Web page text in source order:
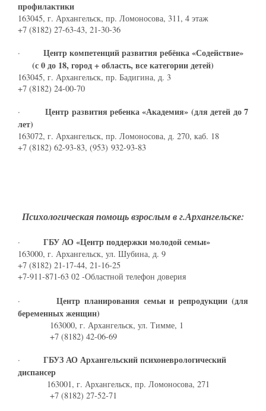
профилактики
163045, г. Архангельск, пр. Ломоносова, 311, 4 этаж
+7 (8182) 27-63-43, 21-30-36
· Центр компетенций развития ребёнка «Содействие»
(с 0 до 18, город + область, все категории детей)
163045, г. Архангельск, пр. Бадигина, д. 3
+7 (8182) 24-00-70
·Центр развития ребенка «Академия» (для детей до 7
лет)
163072, г. Архангельск, пр. Ломоносова, д. 270, каб. 18
+7 (8182) 62-93-83, (953) 932-93-83
Психологическая помощь взрослым в г.Архангельске:
· ГБУ АО «Центр поддержки молодой семьи»
163000, г. Архангельск, ул. Шубина, д. 9
+7 (8182) 21-17-44, 21-16-25
+7-911-871-63 02 -Областной телефон доверия
·Центр планирования семьи и репродукции (для
беременных женщин)
163000, г. Архангельск, ул. Тимме, 1
+7 (8182) 42-06-69
· ГБУЗ АО Архангельский психоневрологический
диспансер
163001, г. Архангельск, пр. Ломоносова, 271
+7 (8182) 27-52-71